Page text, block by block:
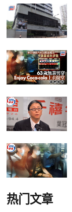
热门文章